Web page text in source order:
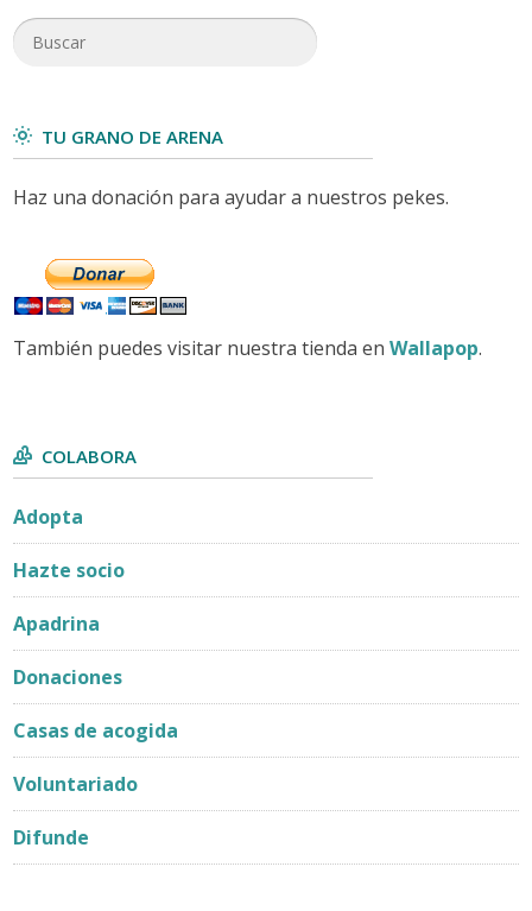
TU GRANO DE ARENA
Haz una donación para ayudar a nuestros pekes.
También puedes visitar nuestra tienda enWallapop.
COLABORA
Adopta
Hazte socio
Apadrina
Donaciones
Casas de acogida
Voluntariado
Difunde